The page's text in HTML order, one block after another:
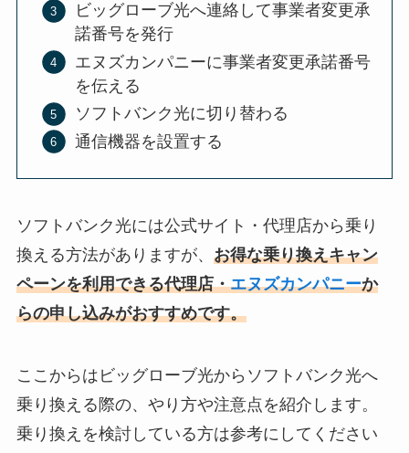
ビッグローブ光へ連絡して事業者変更承
諾番号を発行
エヌズカンパニーに事業者変更承諾番号
を伝える
ソフトバンク光に切り替わる
通信機器を設置する
ソフトバンク光には公式サイト・代理店から乗り
換える方法がありますが、 お得な乗り換えキャン
ペーンを利用できる代理店・エヌズカンパニーか
らの申し込みがおすすめです。
ここからはビッグローブ光からソフトバンク光へ
乗り換える際の、やり方や注意点を紹介します。
乗り換えを検討している方は参考にしてください